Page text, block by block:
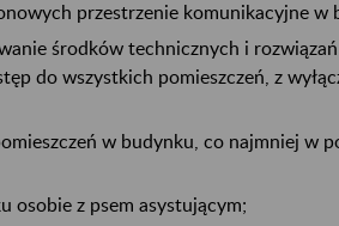
przestrzenie komunikacyjne w
środków technicznych i
do wszystkich pomieszczeń, z
w budynku, co najmniej w
osobie z psem asystującym;